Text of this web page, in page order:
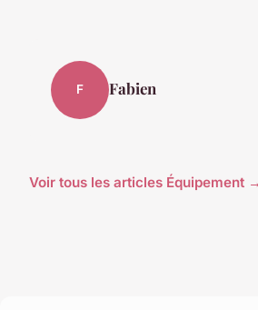
F Fabien
Voir tous les articles Équipement →